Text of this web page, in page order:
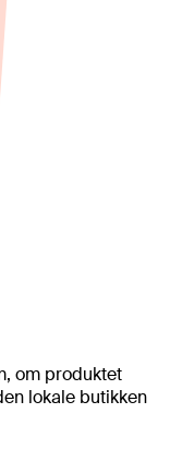
om produktet
lokale butikken